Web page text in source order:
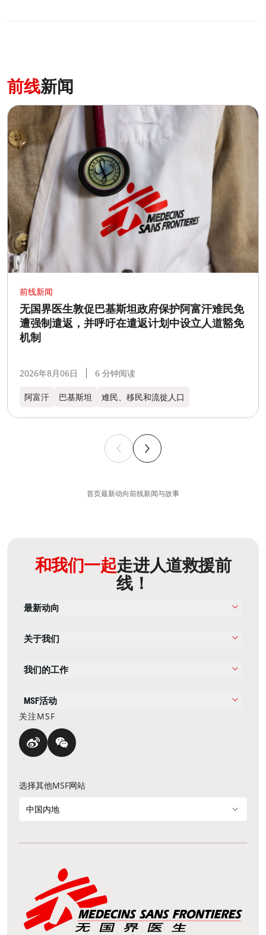
前线新闻
前线新闻
无国界医生敦促巴基斯坦政府保护阿富汗难民免
遭强制遣返，并呼吁在遣返计划中设立人道豁免
机制
2026年8月06日 6 分钟阅读
阿富汗 巴基斯坦 难民、移民和流徙人口
首页最新动向前线新闻与故事
和我们一起走进人道救援前
线！
最新动向
关于我们
我们的工作
MSF活动
关注MSF
选择其他MSF网站
中国内地